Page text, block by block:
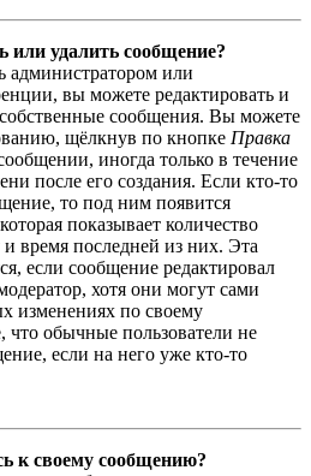
или удалить сообщение?
администратором или
вы можете редактировать и
собственные сообщения. Вы можете
щёлкнув по кнопке Правка
иногда только в течение
после его создания. Если кто-то
то под ним появится
показывает количество
и время последней из них. Эта
если сообщение редактировал
хотя они могут сами
изменениях по своему
обычные пользователи не
если на него уже кто-то
к своему сообщению?